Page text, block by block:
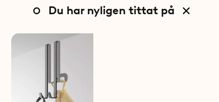
Du har nyligen tittat på